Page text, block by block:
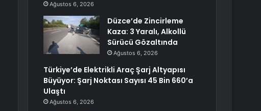
Ağustos 6, 2026
Düzce’de Zincirleme
Kaza: 3 Yaralı, Alkollü
Sürücü Gözaltında
Ağustos 6, 2026
Türkiye’de Elektrikli Araç Şarj Altyapısı
Büyüyor: Şarj Noktası Sayısı 45 Bin 660’a
Ulaştı
Ağustos 6, 2026